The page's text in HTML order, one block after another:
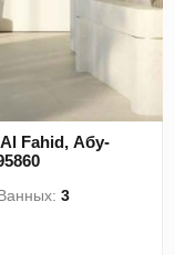
Fahid, Абу-
3